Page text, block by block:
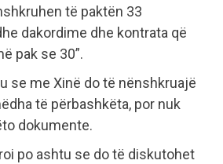
të paktën 33
dakordime dhe kontrata që
pak se 30”.
se me Xinë do të nënshkruajë
të përbashkëta, por nuk
dokumente.
po ashtu se do të diskutohet